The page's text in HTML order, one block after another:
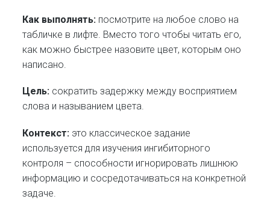
Как выполнять: посмотрите на любое слово на
табличке в лифте. Вместо того чтобы читать его,
как можно быстрее назовите цвет, которым оно
написано.
Цель: сократить задержку между восприятием
слова и называнием цвета.
Контекст: это классическое задание
используется для изучения ингибиторного
контроля – способности игнорировать лишнюю
информацию и сосредотачиваться на конкретной
задаче.